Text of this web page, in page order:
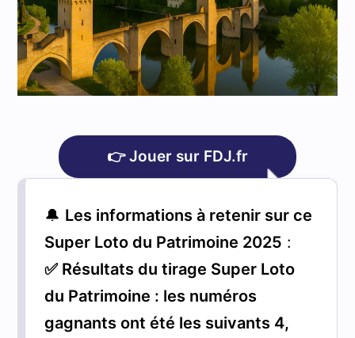
👉 Jouer sur FDJ.fr
🔔 Les informations à retenir sur ce
Super Loto du Patrimoine 2025 :
✅ Résultats du tirage Super Loto
du Patrimoine : les numéros
gagnants ont été les suivants 4,